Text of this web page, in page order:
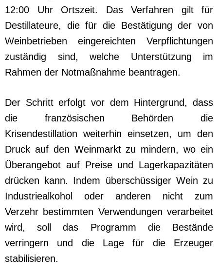
12:00 Uhr Ortszeit. Das Verfahren gilt für
Destillateure, die für die Bestätigung der von
Weinbetrieben eingereichten Verpflichtungen
zuständig sind, welche Unterstützung im
Rahmen der Notmaßnahme beantragen.
Der Schritt erfolgt vor dem Hintergrund, dass
die französischen Behörden die
Krisendestillation weiterhin einsetzen, um den
Druck auf den Weinmarkt zu mindern, wo ein
Überangebot auf Preise und Lagerkapazitäten
drücken kann. Indem überschüssiger Wein zu
Industriealkohol oder anderen nicht zum
Verzehr bestimmten Verwendungen verarbeitet
wird, soll das Programm die Bestände
verringern und die Lage für die Erzeuger
stabilisieren.